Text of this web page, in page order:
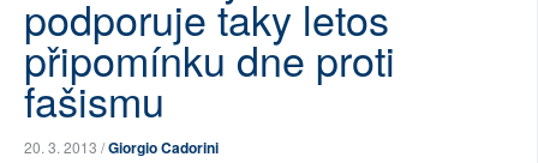
ROZHOVORY
TÉMATA
NEJČTENĚJŠÍ ZA 7 DNÍ
podporuje taky letos
připomínku dne proti
fašismu
20. 3. 2013 /Giorgio Cadorini